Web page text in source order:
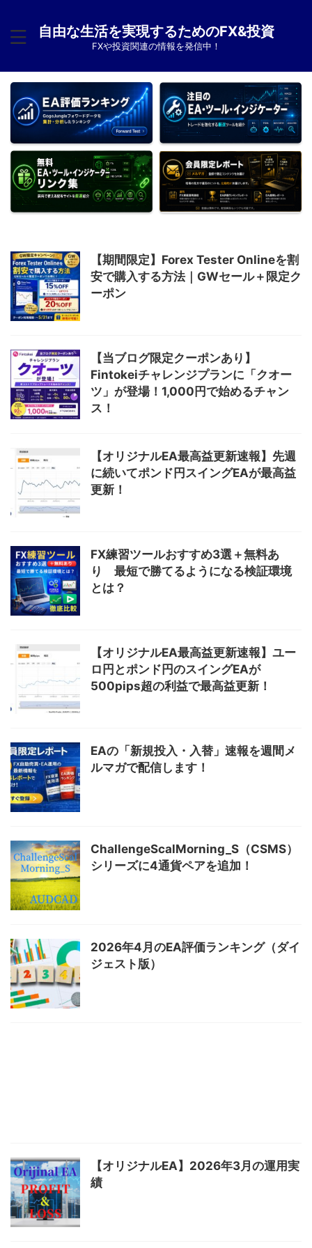
自由な生活を実現するためのFX&投資
FXや投資関連の情報を発信中！
【期間限定】Forex Tester Onlineを割
安で購入する方法｜GWセール＋限定ク
ーポン
【当ブログ限定クーポンあり】
Fintokeiチャレンジプランに「クオー
ツ」が登場！1,000円で始めるチャン
ス！
【オリジナルEA最高益更新速報】先週
に続いてポンド円スイングEAが最高益
更新！
FX練習ツールおすすめ3選＋無料あ
り 最短で勝てるようになる検証環境
とは？
【オリジナルEA最高益更新速報】ユー
ロ円とポンド円のスイングEAが
500pips超の利益で最高益更新！
EAの「新規投入・入替」速報を週間メ
ルマガで配信します！
ChallengeScalMorning_S（CSMS）
シリーズに4通貨ペアを追加！
2026年4月のEA評価ランキング（ダイ
ジェスト版）
【オリジナルEA】2026年3月の運用実
績